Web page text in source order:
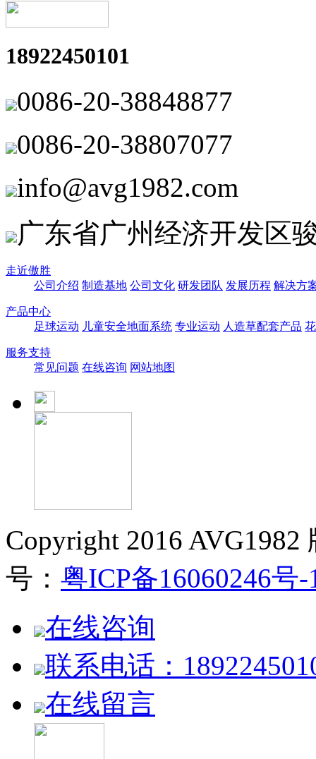
18922450101
0086-20-38848877
0086-20-38807077
info@avg1982.com
广东省广州经济开发区
走近傲胜
公司介绍 制造基地 公司文化 研发团队 发展历程 解决方
产品中心
足球运动 儿童安全地面系统 专业运动 人造草配套产品
服务支持
常见问题 在线咨询 网站地图
Copyright 2016
号： 粤ICP备16060246号-
在线咨询
联系电话：
在线留言